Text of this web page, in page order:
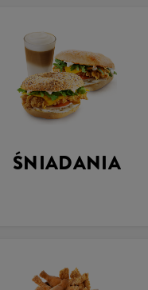
ŚNIADANIA